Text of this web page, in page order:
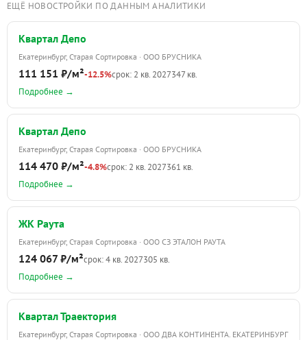
ЕЩЁ НОВОСТРОЙКИ ПО ДАННЫМ АНАЛИТИКИ
Квартал Депо
Екатеринбург, Старая Сортировка · ООО БРУСНИКА
111 151 ₽/м²-12.5%срок: 2 кв. 2027347 кв.
Подробнее →
Квартал Депо
Екатеринбург, Старая Сортировка · ООО БРУСНИКА
114 470 ₽/м²-4.8%срок: 2 кв. 2027361 кв.
Подробнее →
ЖК Раута
Екатеринбург, Старая Сортировка · ООО СЗ ЭТАЛОН РАУТА
124 067 ₽/м²срок: 4 кв. 2027305 кв.
Подробнее →
Квартал Траектория
Екатеринбург, Старая Сортировка · ООО ДВА КОНТИНЕНТА. ЕКАТЕРИНБУРГ